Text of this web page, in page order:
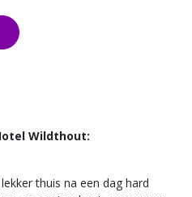
met aansluitend
teler
mogelijk op 26-04,
Wildthout:
thuis na een dag hard